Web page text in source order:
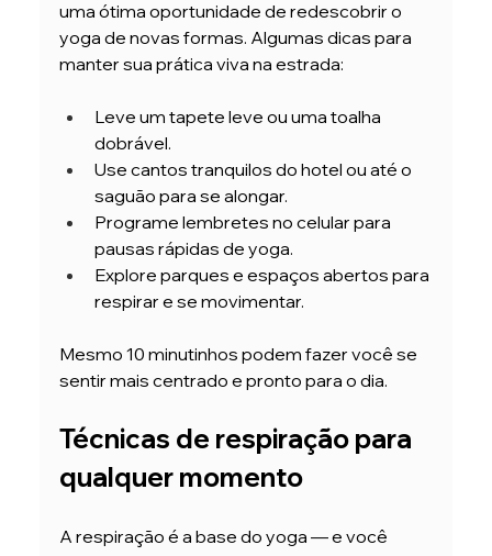
uma ótima oportunidade de redescobrir o
yoga de novas formas. Algumas dicas para
manter sua prática viva na estrada:
Leve um tapete leve ou uma toalha
dobrável.
Use cantos tranquilos do hotel ou até o
saguão para se alongar.
Programe lembretes no celular para
pausas rápidas de yoga.
Explore parques e espaços abertos para
respirar e se movimentar.
Mesmo 10 minutinhos podem fazer você se
sentir mais centrado e pronto para o dia.
Técnicas de respiração para
qualquer momento
A respiração é a base do yoga — e você